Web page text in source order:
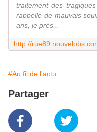
traitement des
rappelle de mauvais
ans, je prés...
#Au fil de l'actu
Partager